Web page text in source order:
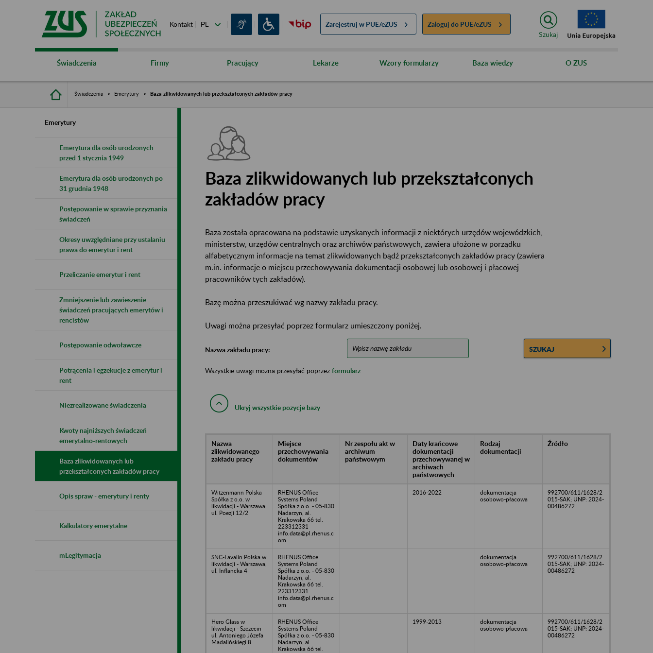
Kontakt Zarejestruj w PUE/eZUS Zaloguj do PUE/eZUS
Szukaj
Świadczenia Firmy Pracujący Lekarze Wzory formularzy Baza wiedzy O ZUS
Świadczenia Emerytury Baza zlikwidowanych lub przekształconych zakładów pracy
Emerytury
Emerytura dla osób urodzonych
przed 1 stycznia 1949
Emerytura dla osób urodzonych po
31 grudnia 1948
Postępowanie w sprawie przyznania
świadczeń
Okresy uwzględniane przy ustalaniu
prawa do emerytur i rent
Przeliczanie emerytur i rent
Zmniejszenie lub zawieszenie
świadczeń pracujących emerytów i
rencistów
Postępowanie odwoławcze
Potrącenia i egzekucje z emerytur i
rent
Niezrealizowane świadczenia
Kwoty najniższych świadczeń
emerytalno-rentowych
Baza zlikwidowanych lub
przekształconych zakładów pracy
Opis spraw - emerytury i renty
Kalkulatory emerytalne
mLegitymacja
Baza zlikwidowanych lub przekształconych
zakładów pracy
Baza została opracowana na podstawie uzyskanych informacji z niektórych urzędów wojewódzkich,
ministerstw, urzędów centralnych oraz archiwów państwowych, zawiera ułożone w porządku
alfabetycznym informacje na temat zlikwidowanych bądź przekształconych zakładów pracy (zawiera
m.in. informacje o miejscu przechowywania dokumentacji osobowej lub osobowej i płacowej
pracowników tych zakładów).
Bazę można przeszukiwać wg nazwy zakładu pracy.
Uwagi można przesyłać poprzez formularz umieszczony poniżej.
Nazwa zakładu pracy: SZUKAJ
Wszystkie uwagi można przesyłać poprzez formularz
Ukryj wszystkie pozycje bazy
Nazwa
zlikwidowanego
zakładu pracy
Miejsce
przechowywania
dokumentów
Nr zespołu akt w
archiwum
państwowym
Daty krańcowe
dokumentacji
przechowywanej w
archiwach
państwowych
Rodzaj
dokumentacji
Źródło
Witzenmann Polska
Spółka z o.o. w
likwidacji - Warszawa,
ul. Poezji 12/2
RHENUS Office
Systems Poland
Spółka z o.o. - 05-830
Nadarzyn, al.
Krakowska 66 tel.
223312331
info.data@pl.rhenus.c
om
2016-2022
dokumentacja
osobowo-płacowa
992700/611/1628/2
015-SAK; UNP: 2024-
00486272
SNC-Lavalin Polska w
likwidacji - Warszawa,
ul. Inflancka 4
RHENUS Office
Systems Poland
Spółka z o.o. - 05-830
Nadarzyn, al.
Krakowska 66 tel.
223312331
info.data@pl.rhenus.c
om
dokumentacja
osobowo-płacowa
992700/611/1628/2
015-SAK; UNP: 2024-
00486272
Hero Glass w
likwidacji - Szczecin
ul. Antoniego Józefa
Madalińskiegi 8
RHENUS Office
Systems Poland
Spółka z o.o. - 05-830
Nadarzyn, al.
Krakowska 66 tel.
1999-2013
dokumentacja
osobowo-płacowa
992700/611/1628/2
015-SAK; UNP: 2024-
00486272